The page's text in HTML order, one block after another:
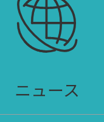
ニュース